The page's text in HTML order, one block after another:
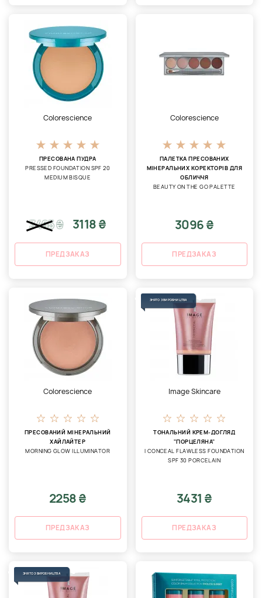
Colorescience
ПРЕСОВАНА ПУДРА
PRESSED FOUNDATION SPF 20
MEDIUM BISQUE
3465₴ 3118 ₴
ПРЕДЗАКАЗ
Colorescience
ПАЛЕТКА ПРЕСОВАНИХ
МІНЕРАЛЬНИХ КОРЕКТОРІВ ДЛЯ
ОБЛИЧЧЯ
BEAUTY ON THE GO PALETTE
3096 ₴
ПРЕДЗАКАЗ
Colorescience
ПРЕСОВАНИЙ МІНЕРАЛЬНИЙ
ХАЙЛАЙТЕР
MORNING GLOW ILLUMINATOR
2258 ₴
ПРЕДЗАКАЗ
ЗНЯТО З ВИРОБНИЦТВА
Image Skincare
ТОНАЛЬНИЙ КРЕМ-ДОГЛЯД
"ПОРЦЕЛЯНА"
I CONCEAL FLAWLESS FOUNDATION
SPF 30 PORCELAIN
3431 ₴
ПРЕДЗАКАЗ
ЗНЯТО З ВИРОБНИЦТВА